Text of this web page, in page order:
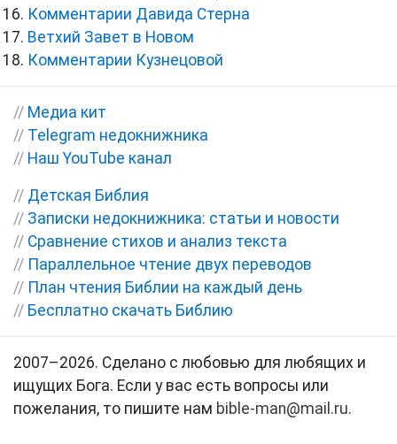
Комментарии Давида Стерна
Ветхий Завет в Новом
Комментарии Кузнецовой
// Медиа кит
// Telegram недокнижника
// Наш YouTube канал
// Детская Библия
// Записки недокнижника: статьи и новости
// Сравнение стихов и анализ текста
// Параллельное чтение двух переводов
// План чтения Библии на каждый день
// Бесплатно скачать Библию
2007–2026. Сделано с любовью для любящих и
ищущих Бога. Если у вас есть вопросы или
пожелания, то пишите нам bible-man@mail.ru.